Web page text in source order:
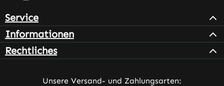
Service
Informationen
Rechtliches
Unsere Versand- und Zahlungsarten: